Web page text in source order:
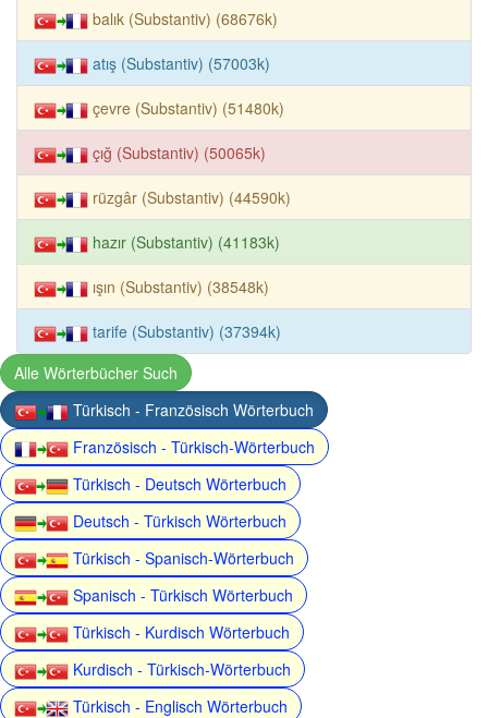
balık (Substantiv) (68676k)
atış (Substantiv) (57003k)
çevre (Substantiv) (51480k)
çığ (Substantiv) (50065k)
rüzgâr (Substantiv) (44590k)
hazır (Substantiv) (41183k)
ışın (Substantiv) (38548k)
tarife (Substantiv) (37394k)
Alle Wörterbücher Such
Türkisch - Französisch Wörterbuch
Französisch - Türkisch-Wörterbuch
Türkisch - Deutsch Wörterbuch
Deutsch - Türkisch Wörterbuch
Türkisch - Spanisch-Wörterbuch
Spanisch - Türkisch Wörterbuch
Türkisch - Kurdisch Wörterbuch
Kurdisch - Türkisch-Wörterbuch
Türkisch - Englisch Wörterbuch